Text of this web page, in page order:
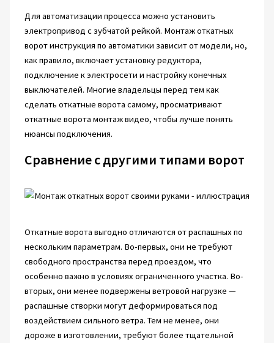
Для автоматизации процесса можно установить
электропривод с зубчатой рейкой. Монтаж откатных
ворот инструкция по автоматики зависит от модели, но,
как правило, включает установку редуктора,
подключение к электросети и настройку конечных
выключателей. Многие владельцы перед тем как
сделать откатные ворота самому, просматривают
откатные ворота монтаж видео, чтобы лучше понять
нюансы подключения.
Сравнение с другими типами ворот
Откатные ворота выгодно отличаются от распашных по
нескольким параметрам. Во-первых, они не требуют
свободного пространства перед проездом, что
особенно важно в условиях ограниченного участка. Во-
вторых, они менее подвержены ветровой нагрузке —
распашные створки могут деформироваться под
воздействием сильного ветра. Тем не менее, они
дороже в изготовлении, требуют более тщательной